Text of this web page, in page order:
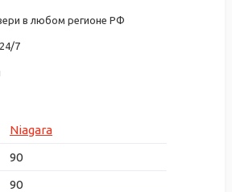
в любом регионе РФ
7
Niagara
90
90